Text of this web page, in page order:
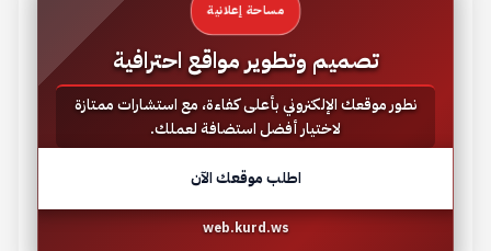
مساحة إعلانية
تصميم وتطوير مواقع احترافية
نطور موقعك الإلكتروني بأعلى كفاءة، مع استشارات ممتازة
لاختيار أفضل استضافة لعملك.
اطلب موقعك الآن
web.kurd.ws